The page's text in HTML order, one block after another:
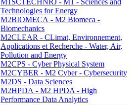
M1SCTECHNRJ - M1 - Sciences and
Technologies for Energy
M2BIOMECA - M2 Biomeca -
Biomechanics
M2CLEAR - CLimat, Environnement,
Applications et Recherche - Water, Air,
Pollution and Energy
M2CPS - Cyber Physical System
M2CYBER - M2 Cyber - Cybersecurity
M2DS - Data Sciences
M2HPDA - M2 HPDA - High
Performance Data Analytics